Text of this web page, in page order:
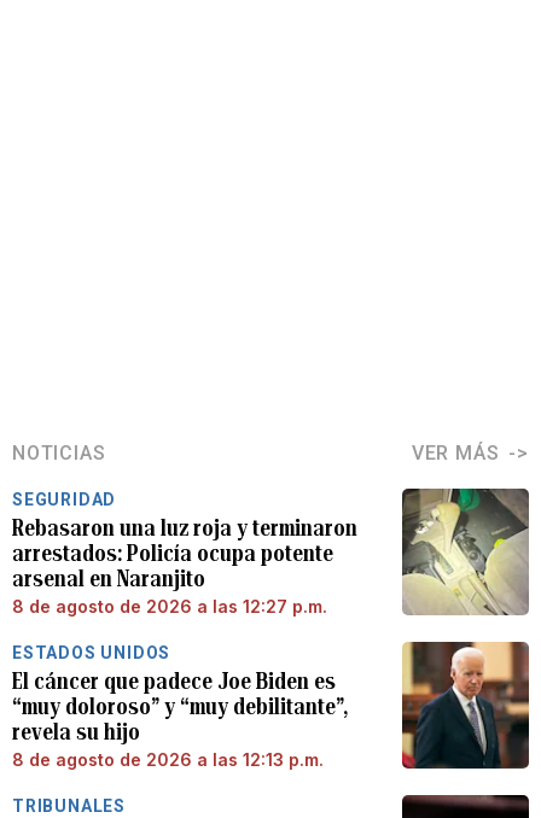
NOTICIAS VER MÁS
SEGURIDAD
Rebasaron una luz roja y terminaron
arrestados: Policía ocupa potente
arsenal en Naranjito
8 de agosto de 2026 a las 12:27 p.m.
ESTADOS UNIDOS
El cáncer que padece Joe Biden es
“muy doloroso” y “muy debilitante”,
revela su hijo
8 de agosto de 2026 a las 12:13 p.m.
TRIBUNALES